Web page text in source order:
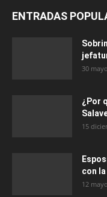
ENTRADAS
30
¿Por
15
con la
12